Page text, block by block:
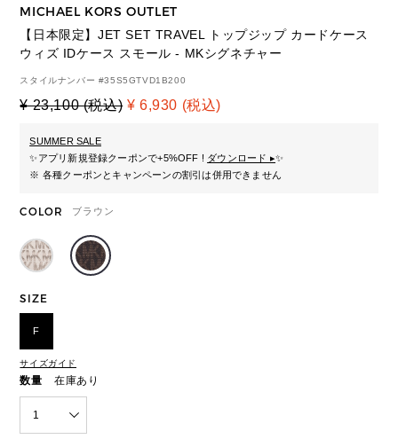
MICHAEL KORS OUTLET
【日本限定】JET SET TRAVEL トップジップ カードケース
ウィズ IDケース スモール - MKシグネチャー
スタイルナンバー #35S5GTVD1B200
¥ 23,100 (税込) ¥ 6,930 (税込)
SUMMER SALE
✨アプリ新規登録クーポンで+5%OFF ! ダウンロード ▸✨
※ 各種クーポンとキャンペーンの割引は併用できません
COLOR ブラウン
SIZE
F
サイズガイド
数量 在庫あり
1